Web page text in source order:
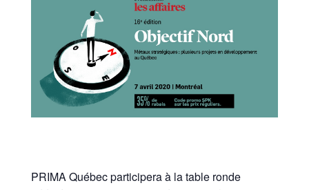
PRIMA Québec participera à la table ronde